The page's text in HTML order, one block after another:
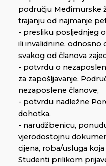
području Međimurske
trajanju od najmanje
- presliku posljednjeg
ili invalidnine, odnosno
svakog od članova
- potvrdu o
za zapošljavanje,
nezaposlene članove,
- potvrdu nadležne
dohotka,
- narudžbenicu,
vjerodostojnu
cijena, roba/usluga
Studenti prilikom